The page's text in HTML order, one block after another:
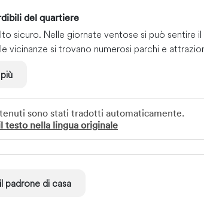
del quartiere
sicuro. Nelle giornate ventose si può sentire
vicinanze si trovano numerosi parchi e
raggiungibili in soli 5-10 minuti. Anche il
si trovano all'ingresso del quartiere. Diversi
sono stati tradotti automaticamente.
testo nella lingua originale
padrone di casa